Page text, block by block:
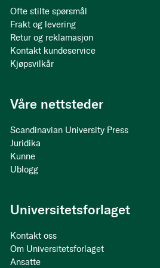
Ofte stilte spørsmål
Frakt og levering
Retur og reklamasjon
Kontakt kundeservice
Kjøpsvilkår
Våre nettsteder
Scandinavian University Press
Juridika
Kunne
Ublogg
Universitetsforlaget
Kontakt oss
Om Universitetsforlaget
Ansatte